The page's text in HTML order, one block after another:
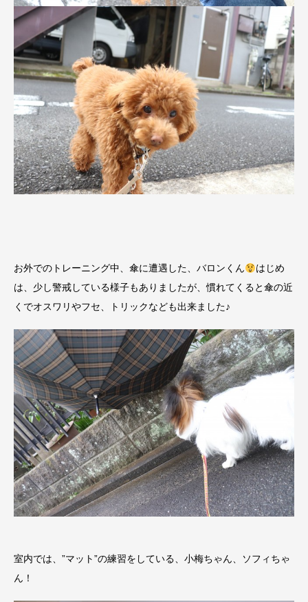
お外でのトレーニング中、傘に遭遇した、バロンくん
はじめ
は、少し警戒している様子もありましたが、慣れてくると傘の近
くでオスワリやフセ、トリックなども出来ました♪
室内では、”マット”の練習をしている、小梅ちゃん、ソフィちゃ
ん！